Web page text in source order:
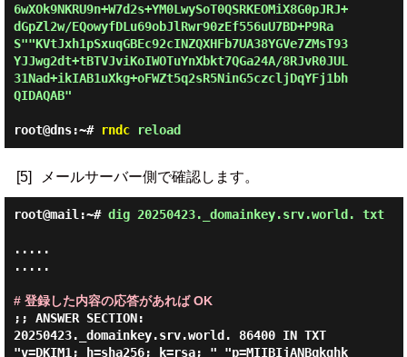
6wXOk9NKRU9n+W7d2s+YM0LwySoT0QSRKEOMiX8G0pJRJ+
dGpZl2w/EQowyfDLu69obJlRwr90zEf556uU7BD+P9Ra
S""KVtJxh1pSxuqGBEc92cINZQXHFb7UA38YGVe7ZMsT93
YJJwg2dt+tBTVJviKoIWOTuYnXbkt7QGa24A/8RJvR0JUL
31Nad+ikIAB1uXkg+oFWZt5q2sR5NinG5czcljDqYFj1bh
QIDAQAB"
root@dns:~# rndcreload
[5] メールサーバー側で確認します。
root@mail:~# dig 20250423._domainkey.srv.world. txt
.....
.....
# 登録した内容の応答があれば OK
;; ANSWER SECTION:
20250423._domainkey.srv.world. 86400 IN TXT
"v=DKIM1; h=sha256; k=rsa; " "p=MIIBIjANBgkqhk